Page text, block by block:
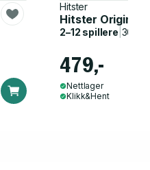
Hitster
Hitster Original
2–12 spillere
479,-
Nettlager
Klikk&Hent